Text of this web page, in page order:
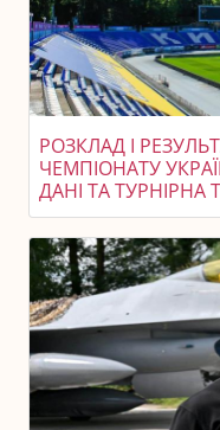
РОЗКЛАД І
ЧЕМПІОНАТУ
ДАНІ ТА